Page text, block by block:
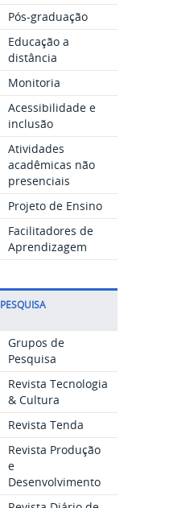
Pós-graduação
Educação a
distância
Monitoria
Acessibilidade e
inclusão
Atividades
acadêmicas não
presenciais
Projeto de Ensino
Facilitadores de
Aprendizagem
PESQUISA
Grupos de
Pesquisa
Revista Tecnologia
& Cultura
Revista Tenda
Revista Produção
e
Desenvolvimento